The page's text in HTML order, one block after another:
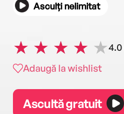
Asculți nelimitat
4.0
Adaugă la wishlist
Ascultă gratuit